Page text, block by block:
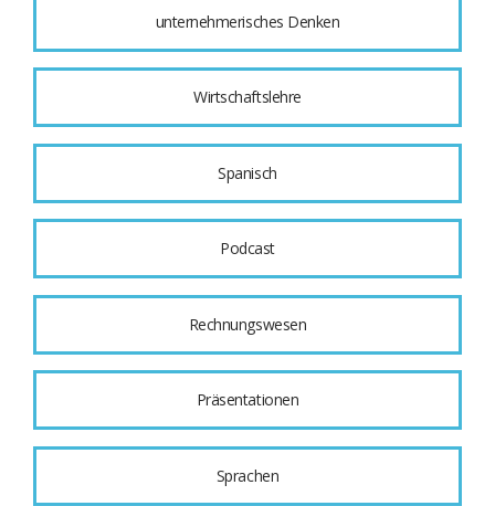
unternehmerisches Denken
Wirtschaftslehre
Spanisch
Podcast
Rechnungswesen
Präsentationen
Sprachen